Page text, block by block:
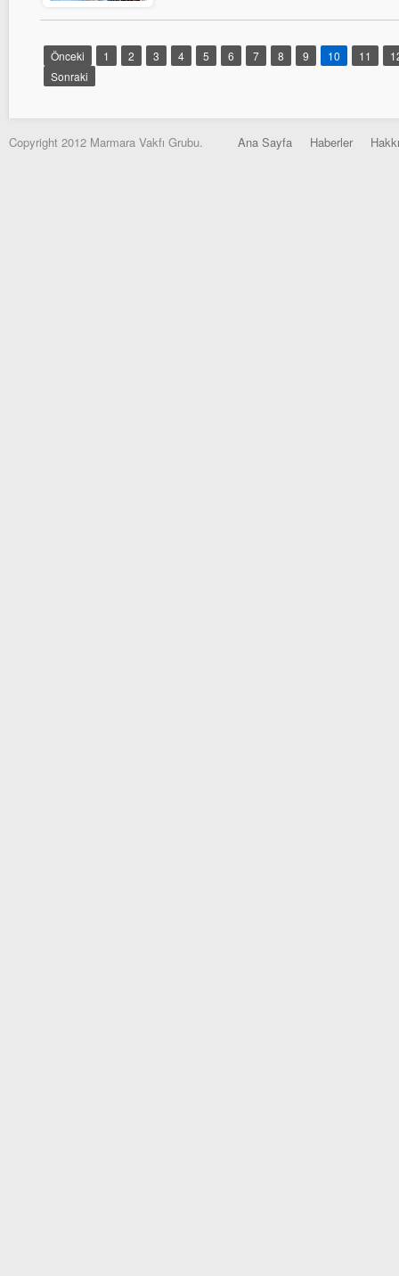
Önceki 1 2 3 4 5 6 7 8 9 10 11
Sonraki
Copyright 2012 Marmara Vakfı Grubu. Ana Sayfa Haberler